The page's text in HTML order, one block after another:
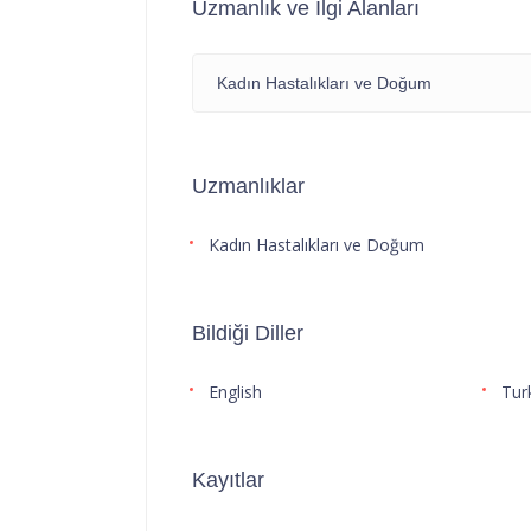
Uzmanlık ve İlgi Alanları
Kadın Hastalıkları ve Doğum
Uzmanlıklar
Kadın Hastalıkları ve Doğum
Bildiği Diller
English
Kayıtlar